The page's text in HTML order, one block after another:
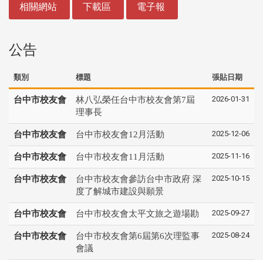
相關網站 下載區 電子報
公告
類別 標題 張貼日期
台中市校友會
林八弘榮任台中市校友會第7屆
理事長
2026-01-31
台中市校友會 台中市校友會12月活動 2025-12-06
台中市校友會 台中市校友會11月活動 2025-11-16
台中市校友會
台中市校友會參訪台中市政府 深
度了解城市建設與願景
2025-10-15
台中市校友會 台中市校友會太平文旅之遊場勘 2025-09-27
台中市校友會
台中市校友會第6屆第6次理監事
會議
2025-08-24